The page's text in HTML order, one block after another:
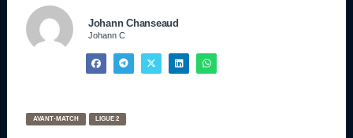
Johann Chanseaud
Johann C
AVANT-MATCH LIGUE 2